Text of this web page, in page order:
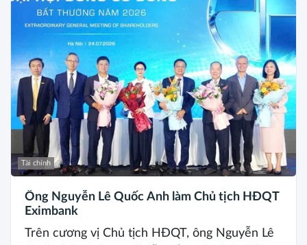
Tài chính
Ông Nguyễn Lê Quốc Anh làm Chủ tịch HĐQT
Eximbank
Trên cương vị Chủ tịch HĐQT, ông Nguyễn Lê